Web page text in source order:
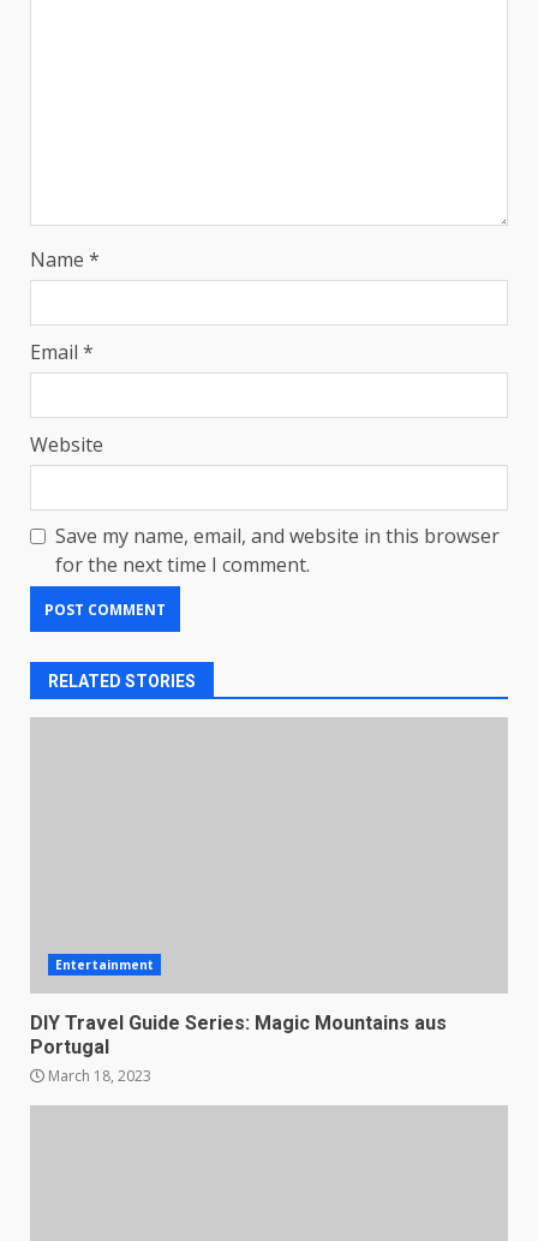
Name *
Email *
Website
Save my name, email, and website in this browser
for the next time I comment.
RELATED STORIES
Entertainment
DIY Travel Guide Series: Magic Mountains aus
Portugal
March 18, 2023